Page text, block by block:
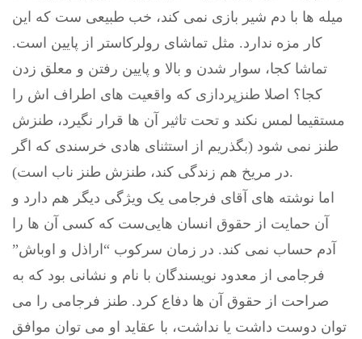
ميله ها با دم شير بازی نمی کند، خب طبيعی ست که اين
کار مزه ندارد. مثل تماشای رولرکاستر از پايين است.
تماشا کجا، سوار شدن و بالا و پايين رفتن و معلق زدن
کجا؟ اصلا طنزپردازی که واقعيت های اطراف اش را
مستقيما لمس نکند و تحت تاثير آن ها قرار نگيرد، طنزش
طنز نمی شود (بگذريم از استثنای هادی خرسندی که اگر
در مريخ هم زندگی کند، طنزش طنز ناب است).
اما نوشته های آقای فرجامی يک ويژگی ديگر هم دارد و
آن حمايت از حقوق انسان هايی‌ست که کسی آن ها را
آدم حساب نمی کند. در زمان سرکوب “اراذل و اوباش”
فرجامی از معدود نويسندگان با نام و نشانی بود که به
صراحت از حقوق آن ها دفاع کرد. طنز فرجامی را می
توان دوست داشت يا نداشت، با عقايد او می توان موافق